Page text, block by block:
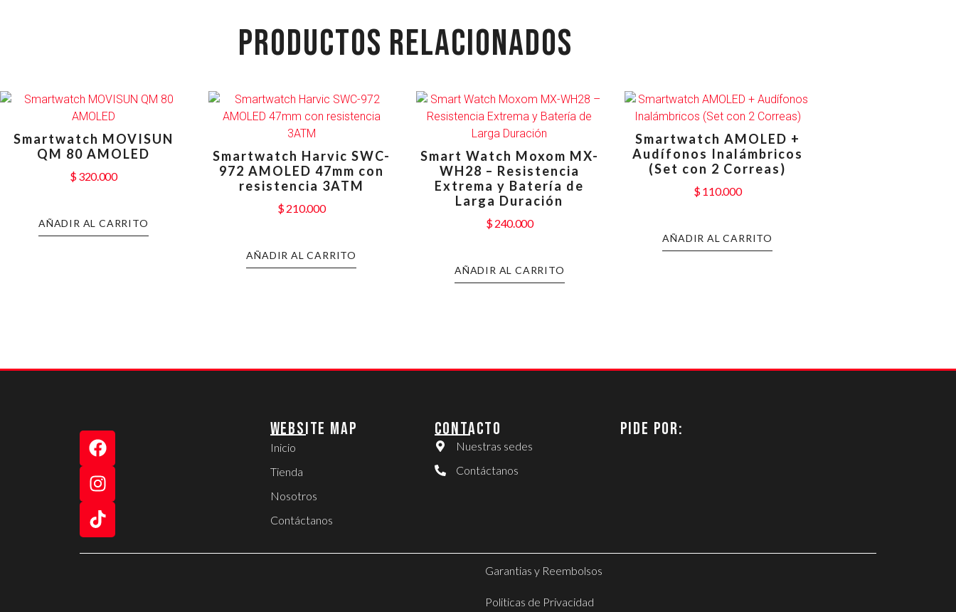
PRODUCTOS RELACIONADOS
Smartwatch MOVISUN
QM 80 AMOLED
$320.000
AÑADIR AL CARRITO
Smartwatch Harvic SWC-
972 AMOLED 47mm con
resistencia 3ATM
$210.000
AÑADIR AL CARRITO
Smart Watch Moxom MX-
WH28 – Resistencia
Extrema y Batería de
Larga Duración
$240.000
AÑADIR AL CARRITO
Smartwatch AMOLED +
Audífonos Inalámbricos
(Set con 2 Correas)
$110.000
AÑADIR AL CARRITO
WEBSITE MAP
Inicio
Tienda
Nosotros
Contáctanos
CONTACTO
Nuestras sedes
Contáctanos
PIDE POR:
Garantias y Reembolsos
Politicas de Privacidad